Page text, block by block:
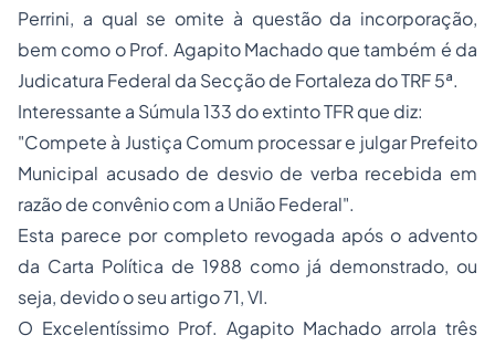
Perrini, a qual se omite à questão da incorporação,
bem como o Prof. Agapito Machado que também é da
Judicatura Federal da Secção de Fortaleza do TRF 5ª.
Interessante a Súmula 133 do extinto TFR que diz:
"Compete à Justiça Comum processar e julgar Prefeito
Municipal acusado de desvio de verba recebida em
razão de convênio com a União Federal".
Esta parece por completo revogada após o advento
da Carta Política de 1988 como já demonstrado, ou
seja, devido o seu artigo 71, VI.
O Excelentíssimo Prof. Agapito Machado arrola três